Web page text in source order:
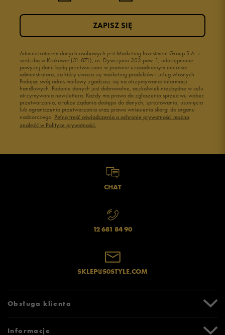
Administratorem danych osobowych jest Marketing Investment Group S.A. z
siedzibą w Krakowie (31-871), os. Dywizjonu 303 paw. 1, udostępnione
powyżej dane będą przetwarzane w prawnie uzasadnionym interesie
administratora, za który uważa się marketing produktów i usług własnych.
Podając swój adres mailowy zgadzasz się na otrzymywanie informacji
handlowych. Podanie danych jest dobrowolne, aczkolwiek niezbędne w celu
otrzymywania newslettera. Każdy ma prawo do zgłoszenia sprzeciwu wobec
przetwarzania, a także żądania dostępu do danych, sprostowania, usunięcia
lub ograniczenia przetwarzania oraz prawo wniesienia skargi do organu
nadzorczego. Pełną treść oświadczenia o ochronie prywatności można
znaleźć w Polityce prywatności.
ZAPISZ SIĘ
CHAT
12 681 84 90
SKLEP@50STYLE.COM
Obsługa klienta
Informacje